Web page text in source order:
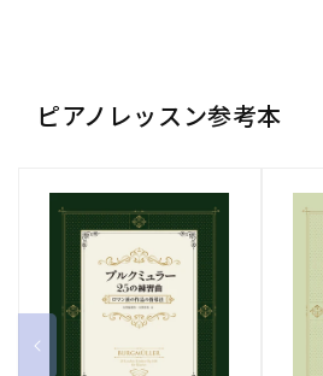
ピアノレッスン参考本